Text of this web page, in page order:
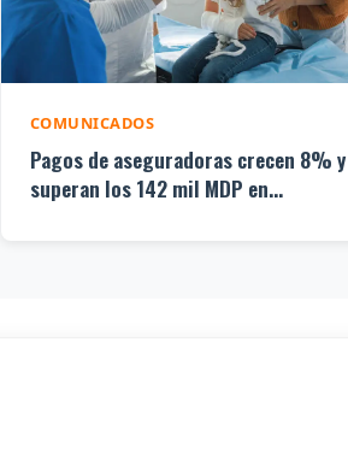
COMUNICADOS
Pagos de aseguradoras crecen 8% y
superan los 142 mil MDP en...